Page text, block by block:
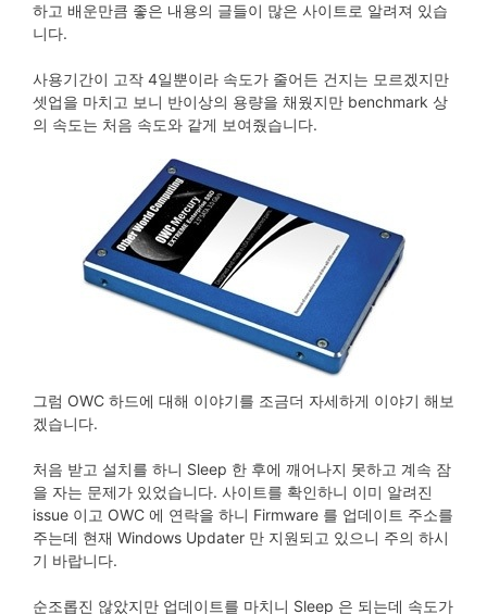
하고 배운만큼 좋은 내용의 글들이 많은 사이트로 알려져 있습
니다.
사용기간이 고작 4일뿐이라 속도가 줄어든 건지는 모르겠지만
셋업을 마치고 보니 반이상의 용량을 채웠지만 benchmark 상
의 속도는 처음 속도와 같게 보여줬습니다.
그럼 OWC 하드에 대해 이야기를 조금더 자세하게 이야기 해보
겠습니다.
처음 받고 설치를 하니 Sleep 한 후에 깨어나지 못하고 계속 잠
을 자는 문제가 있었습니다. 사이트를 확인하니 이미 알려진
issue 이고 OWC 에 연락을 하니 Firmware 를 업데이트 주소를
주는데 현재 Windows Updater 만 지원되고 있으니 주의 하시
기 바랍니다.
순조롭진 않았지만 업데이트를 마치니 Sleep 은 되는데 속도가